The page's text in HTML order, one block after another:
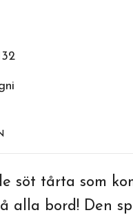
söt tårta som
alla bord! Den